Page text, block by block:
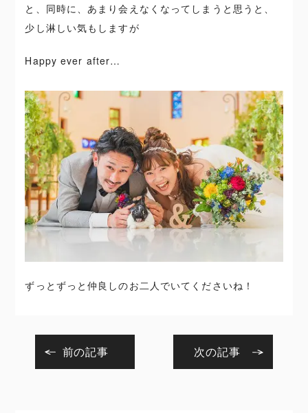
と、同時に、あまり会えなくなってしまうと思うと、
少し淋しい気もしますが
Happy ever after…
ずっとずっと仲良しのお二人でいてくださいね！
前の記事 次の記事